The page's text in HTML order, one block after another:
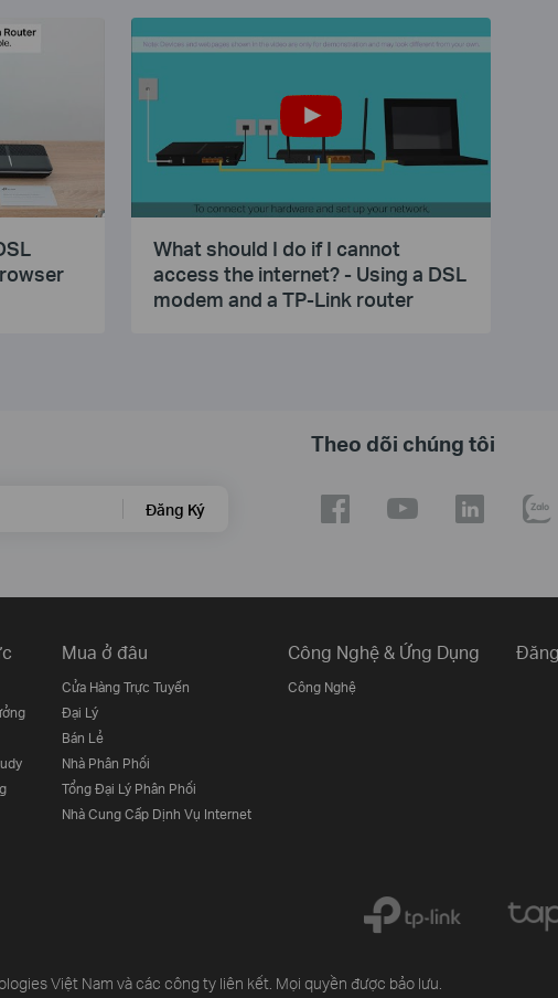
What should I do if I cannot
access the internet? - Using a DSL
modem and a TP-Link router
Đăng Ký
Theo dõi chúng tôi
Mua ở đâu
Cửa Hàng Trực Tuyến
Đại Lý
Bán Lẻ
Nhà Phân Phối
Tổng Đại Lý Phân Phối
Nhà Cung Cấp Dịnh Vụ Internet
Công Nghệ & Ứng Dụng
Công Nghệ
Việt Nam và các công ty liên kết. Mọi quyền được bảo lưu.